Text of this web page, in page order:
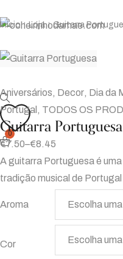
0
Início | Loja | Guitarra
Aniversários, Decor, Dia da
Portugal , TODOS OS
Guitarra Portuguesa
€7.50–€8.45
A guitarra Portuguesa é
tradição musical de Portugal
Aroma
Cor